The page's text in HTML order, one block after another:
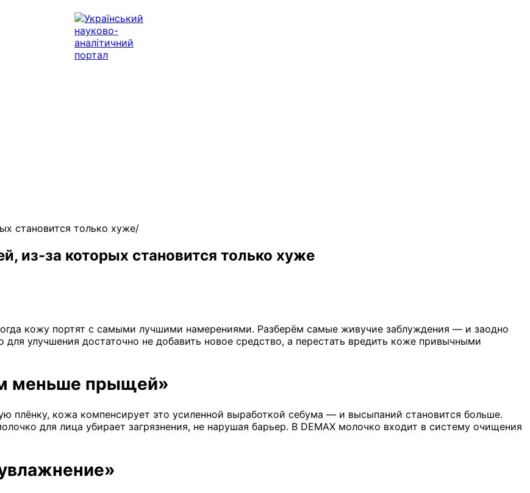
становится только хуже
из-за которых становится только хуже
кожу портят с самыми лучшими намерениями. Разберём самые живучие заблуждения — и заодно
улучшения достаточно не добавить новое средство, а перестать вредить коже привычными
меньше прыщей»
плёнку, кожа компенсирует это усиленной выработкой себума — и высыпаний становится больше.
для лица убирает загрязнения, не нарушая барьер. В DEMAX молочко входит в систему очищения